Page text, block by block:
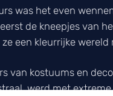
was het even
de kneepjes van
een kleurrijke wereld
van kostuums en
werd met